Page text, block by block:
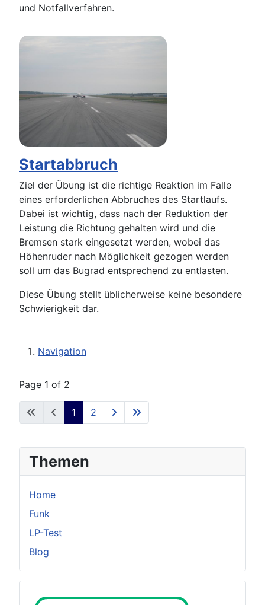
und Notfallverfahren.
Startabbruch
Ziel der Übung ist die richtige Reaktion im Falle
eines erforderlichen Abbruches des Startlaufs.
Dabei ist wichtig, dass nach der Reduktion der
Leistung die Richtung gehalten wird und die
Bremsen stark eingesetzt werden, wobei das
Höhenruder nach Möglichkeit gezogen werden
soll um das Bugrad entsprechend zu entlasten.
Diese Übung stellt üblicherweise keine besondere
Schwierigkeit dar.
Navigation
Page 1 of 2
1 2
Themen
Home
Funk
LP-Test
Blog